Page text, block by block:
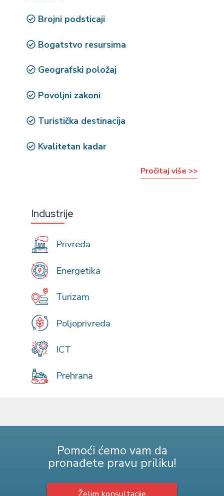
Brojni podsticaji
Bogatstvo resursima
Geografski položaj
Povoljni zakoni
Turistička destinacija
Kvalitetan kadar
Pročitaj više >>
Industrije
Privreda
Energetika
Turizam
Poljoprivreda
ICT
Prehrana
Pomoći ćemo vam da
pronađete pravu priliku!